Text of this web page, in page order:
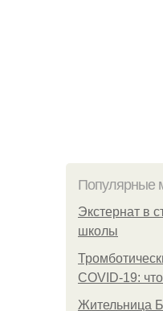
Популярные
Экстернат в
школы
COVID-19:
Жительница